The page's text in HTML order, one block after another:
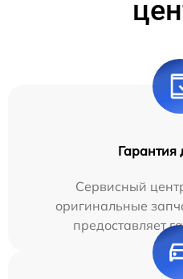
Гарантия
Сервисный
оригинальные
предоставляет